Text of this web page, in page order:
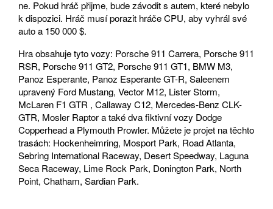
ne. Pokud hráč přijme, bude závodit s autem, které nebylo
k dispozici. Hráč musí porazit hráče CPU, aby vyhrál své
auto a 150 000 $.
Hra obsahuje tyto vozy: Porsche 911 Carrera, Porsche 911
RSR, Porsche 911 GT2, Porsche 911 GT1, BMW M3,
Panoz Esperante, Panoz Esperante GT-R, Saleenem
upravený Ford Mustang, Vector M12, Lister Storm,
McLaren F1 GTR , Callaway C12, Mercedes-Benz CLK-
GTR, Mosler Raptor a také dva fiktivní vozy Dodge
Copperhead a Plymouth Prowler. Můžete je projet na těchto
trasách: Hockenheimring, Mosport Park, Road Atlanta,
Sebring International Raceway, Desert Speedway, Laguna
Seca Raceway, Lime Rock Park, Donington Park, North
Point, Chatham, Sardian Park.